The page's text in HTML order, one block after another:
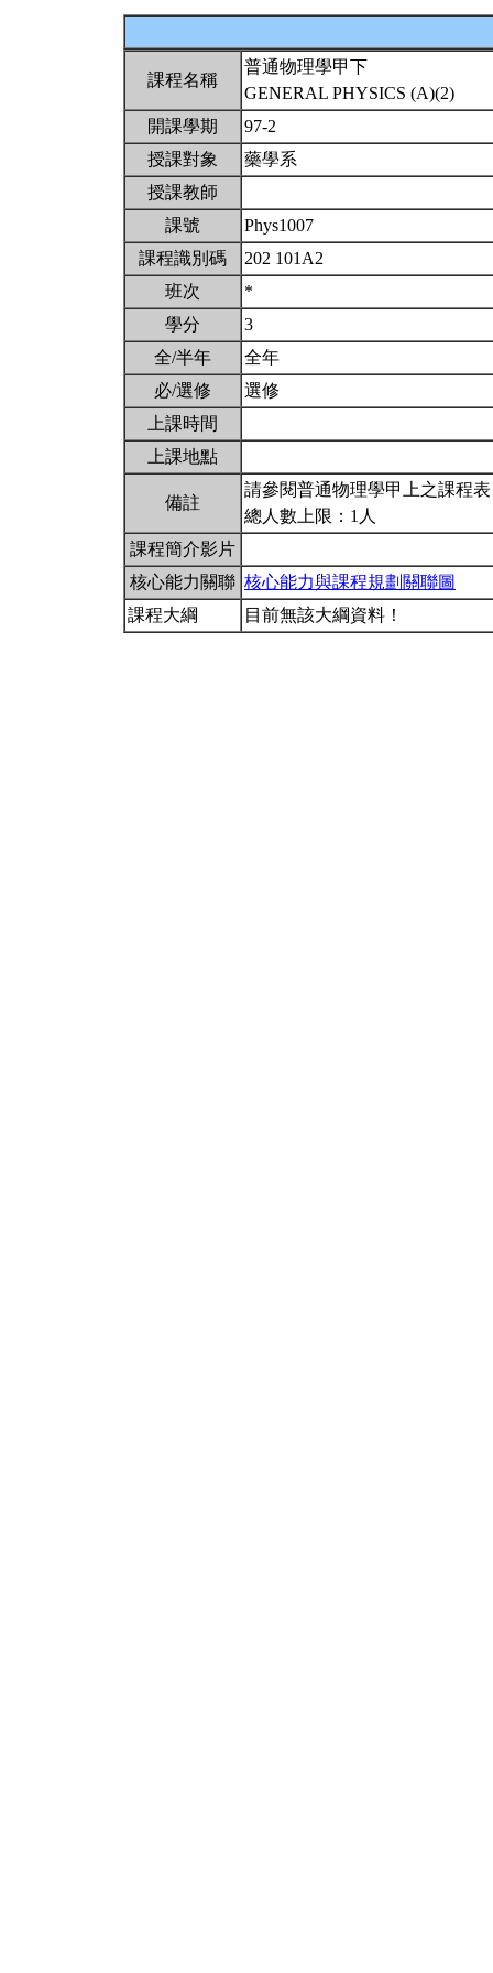
課程名稱
普通物理學甲下
GENERAL PHYSICS (A)(2)
開課學期
97-2
授課對象
藥學系
授課教師
課號
Phys1007
課程識別碼
202 101A2
班次
*
學分
3
全/半年
全年
必/選修
選修
上課時間
上課地點
備註
請參閱普通物理學甲上之課程
總人數上限：1人
課程簡介影片
核心能力關聯 核心能力與課程規劃關聯圖
課程大綱
目前無該大綱資料！